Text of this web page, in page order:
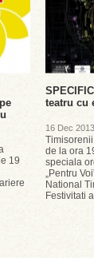
19
teatru cu
16 Dec 2013
de la ora
speciala
„Pentru
National
Festivitati